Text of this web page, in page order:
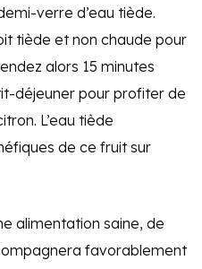
verre d’eau tiède.
tiède et non chaude pour
alors 15 minutes
déjeuner pour profiter de
L’eau tiède
de ce fruit sur
alimentation saine, de
favorablement